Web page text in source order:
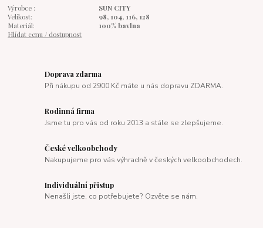
Výrobce :
SUN CITY
Velikost:
98, 104, 116, 128
Materiál:
100% bavlna
Hlídat cenu / dostupnost
Doprava zdarma
Při nákupu od 2900 Kč máte u nás dopravu ZDARMA.
Rodinná firma
Jsme tu pro vás od roku 2013 a stále se zlepšujeme.
České velkoobchody
Nakupujeme pro vás výhradně v českých velkoobchodech.
Individuální přistup
Nenašli jste, co potřebujete? Ozvěte se nám.